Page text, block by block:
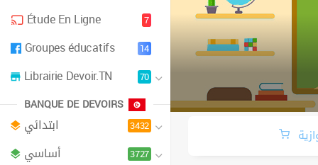
Étude En Ligne
7
Groupes éducatifs 14
Librairie Devoir.TN 70
BANQUE DE DEVOIRS
ابتدائي 3432
أساسي 3727